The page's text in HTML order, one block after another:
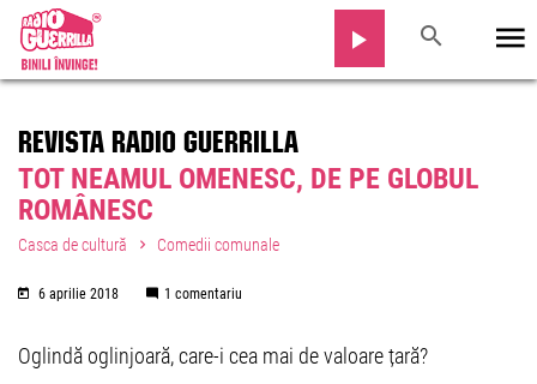
REVISTA RADIO GUERRILLA
TOT NEAMUL OMENESC, DE PE GLOBUL
ROMÂNESC
Casca de cultură Comedii comunale
6 aprilie 2018 1 comentariu
Oglindă oglinjoară, care-i cea mai de valoare țară?